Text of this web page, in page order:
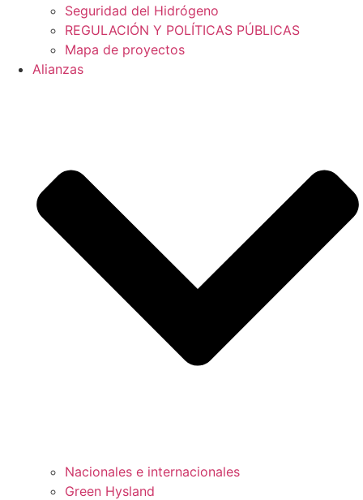
Seguridad del Hidrógeno
REGULACIÓN Y POLÍTICAS PÚBLICAS
Mapa de proyectos
Alianzas
Nacionales e internacionales
Green Hysland